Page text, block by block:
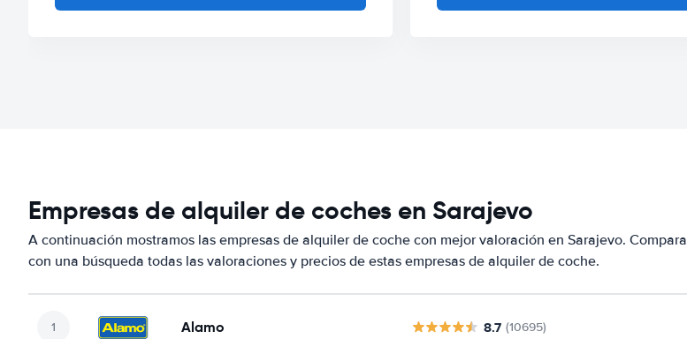
Empresas de alquiler de coches en Sarajevo
A continuación mostramos las empresas de alquiler de coche con mejor valoración en Sarajevo. Compara
con una búsqueda todas las valoraciones y precios de estas empresas de alquiler de coche.
Alamo 8.7 (10695)